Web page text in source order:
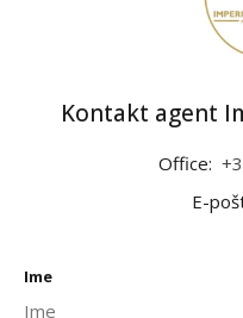
Kontakt agent
Office:
E-
Ime